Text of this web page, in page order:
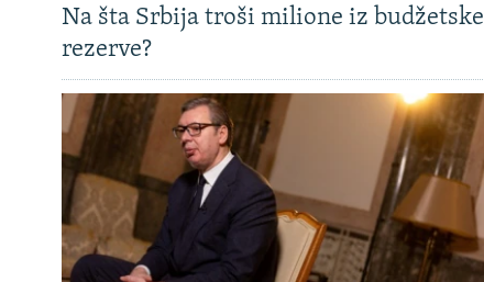
Na šta Srbija troši milione iz budžetske
rezerve?